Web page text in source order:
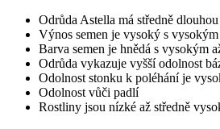
Odrůda Astella má středně
Výnos semen je vysoký s
Barva semen je hnědá s vysokým
Odrůda vykazuje vyšší odolnost
Odolnost stonku k poléhání je
Odolnost vůči padlí
Rostliny jsou nízké až středně